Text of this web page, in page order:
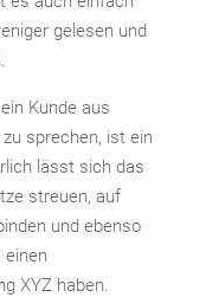
gelesen und
Kunde aus
sprechen, ist ein
lässt sich das
streuen, auf
und ebenso
einen
XYZ haben.